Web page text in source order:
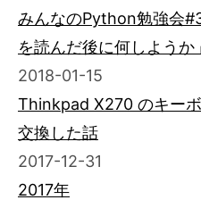
みんなのPython勉強会
を読んだ後に何しよう
2018-01-15
Thinkpad X270 のキー
交換した話
2017-12-31
2017年